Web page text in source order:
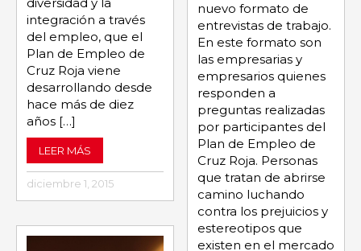
integración a través
del empleo, que el
Plan de Empleo de
Cruz Roja viene
desarrollando desde
hace más de diez
años […]
LEER MÁS
diciembre 1, 2015
nuevo formato de
entrevistas de trabajo.
En este formato son
las empresarias y
empresarios quienes
responden a
preguntas realizadas
por participantes del
Plan de Empleo de
Cruz Roja. Personas
que tratan de abrirse
camino luchando
contra los prejuicios y
estereotipos que
existen en el mercado